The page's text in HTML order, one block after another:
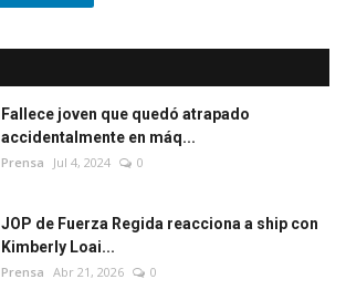
Fallece joven que quedó atrapado
accidentalmente en máq...
Prensa Jul 4, 2024 0
JOP de Fuerza Regida reacciona a ship con
Kimberly Loai...
Prensa Abr 21, 2026 0